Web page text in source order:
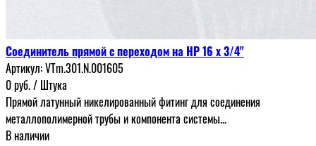
Соединитель прямой с переходом на НР 16 х 3/4"
Артикул:VTm.301.N.001605
0руб./ Штука
Прямой латунный никелированный фитинг для соединения
металлополимерной трубы и компонента системы...
В наличии